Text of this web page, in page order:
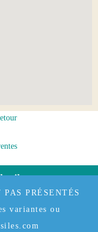
îles
Légale - CGV
PRÉSENTÉS
variantes ou